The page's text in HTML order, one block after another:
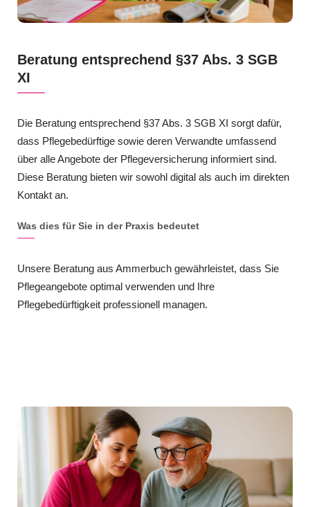
Beratung entsprechend §37 Abs. 3 SGB
XI
Die Beratung entsprechend §37 Abs. 3 SGB XI sorgt dafür,
dass Pflegebedürftige sowie deren Verwandte umfassend
über alle Angebote der Pflegeversicherung informiert sind.
Diese Beratung bieten wir sowohl digital als auch im direkten
Kontakt an.
Was dies für Sie in der Praxis bedeutet
Unsere Beratung aus Ammerbuch gewährleistet, dass Sie
Pflegeangebote optimal verwenden und Ihre
Pflegebedürftigkeit professionell managen.